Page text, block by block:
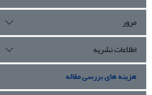
مرور
اطلاعات نشریه
هزینه های بررسی مقاله